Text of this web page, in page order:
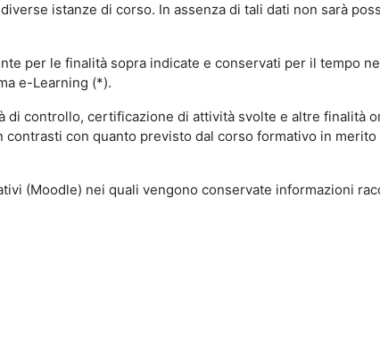
istanze di corso. In assenza di tali dati non sarà
per le finalità sopra indicate e conservati per il tempo
e-Learning (*).
controllo, certificazione di attività svolte e altre finalità
con quanto previsto dal corso formativo in
(Moodle) nei quali vengono conservate informazioni